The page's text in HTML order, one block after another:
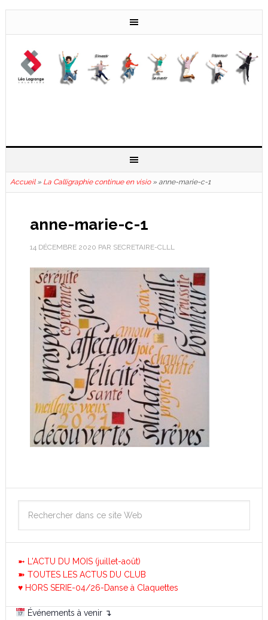
Accueil» La Calligraphie continue en visio» anne-marie-c-1
anne-marie-c-1
14 DÉCEMBRE 2020 PAR SECRETAIRE-CLLL
➼ L'ACTU DU MOIS (juillet-août)
➽ TOUTES LES ACTUS DU CLUB
♥ HORS SERIE-04/26-Danse à Claquettes
Événements à venir ↴